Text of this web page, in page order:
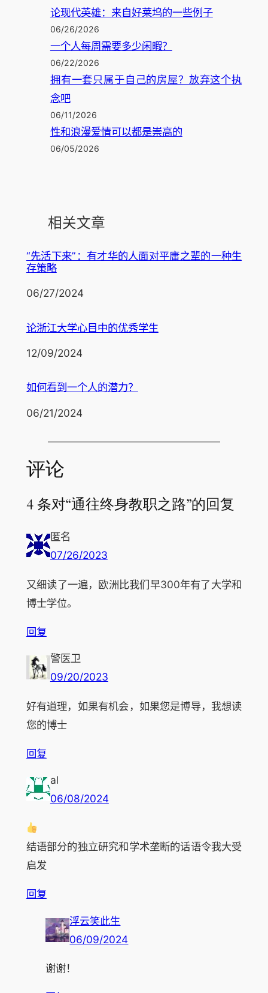
论现代英雄：来自好莱坞的一些例子
06/26/2026
一个人每周需要多少闲暇？
06/22/2026
拥有一套只属于自己的房屋？放弃这个执
念吧
06/11/2026
性和浪漫爱情可以都是崇高的
06/05/2026
相关文章
“先活下来”：有才华的人面对平庸之辈的一种生
存策略
日期
06/27/2024
论浙江大学心目中的优秀学生
日期
12/09/2024
如何看到一个人的潜力？
日期
06/21/2024
评论
4 条对“通往终身教职之路”的回复
匿名
07/26/2023
又细读了一遍，欧洲比我们早300年有了大学和
博士学位。
回复
警医卫
09/20/2023
好有道理，如果有机会，如果您是博导，我想读
您的博士
回复
al
06/08/2024
结语部分的独立研究和学术垄断的话语令我大受
启发
回复
浮云笑此生
06/09/2024
谢谢！